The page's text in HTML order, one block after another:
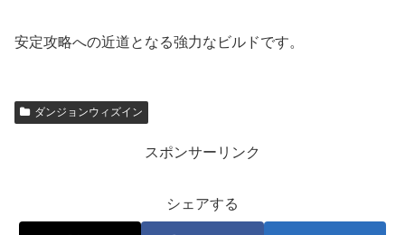
安定攻略への近道となる強力なビルドです。
ダンジョンウィズイン
スポンサーリンク
シェアする